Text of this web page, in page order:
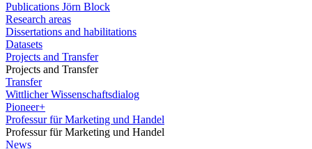
Publications Jörn Block
Research areas
Dissertations and habilitations
Datasets
Projects and Transfer
Projects and Transfer
Transfer
Wittlicher Wissenschaftsdialog
Pioneer+
Professur für Marketing und Handel
Professur für Marketing und Handel
News